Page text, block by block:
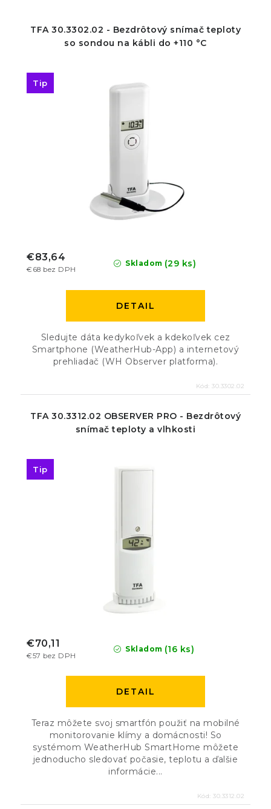
TFA 30.3302.02 - Bezdrôtový snímač teploty
so sondou na kábli do +110 °C
Tip
Skladom (29 ks)
€68 bez DPH
€83,64
DETAIL
Sledujte dáta kedykoľvek a kdekoľvek cez
Smartphone (WeatherHub-App) a internetový
prehliadač (WH Observer platforma).
Kód: 30.3302.02
TFA 30.3312.02 OBSERVER PRO - Bezdrôtový
snímač teploty a vlhkosti
Tip
Skladom (16 ks)
€57 bez DPH
€70,11
DETAIL
Teraz môžete svoj smartfón použiť na mobilné
monitorovanie klímy a domácnosti! So
systémom WeatherHub SmartHome môžete
jednoducho sledovať počasie, teplotu a ďalšie
informácie...
Kód: 30.3312.02